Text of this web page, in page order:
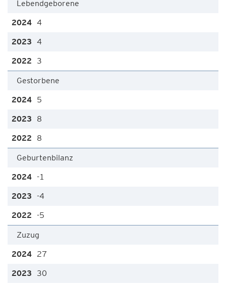
Lebendgeborene
4
4
3
Gestorbene
5
8
8
Geburtenbilanz
-1
-4
-5
Zuzug
27
30